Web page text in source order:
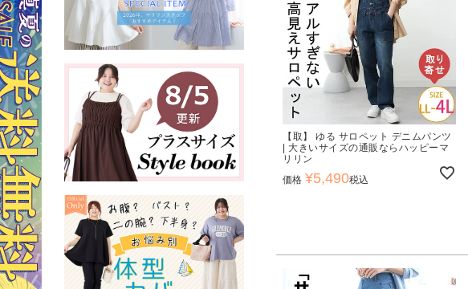
【取】 ゆる サロペット デニムパンツ
| 大きいサイズの通販ならハッピーマ
リリン
価格 ¥5,490税込